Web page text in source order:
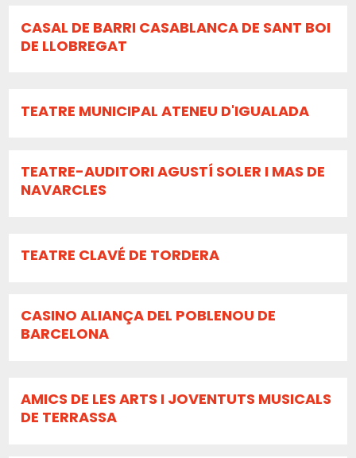
CASAL DE BARRI CASABLANCA DE SANT BOI
DE LLOBREGAT
TEATRE MUNICIPAL ATENEU D'IGUALADA
TEATRE-AUDITORI AGUSTÍ SOLER I MAS DE
NAVARCLES
TEATRE CLAVÉ DE TORDERA
CASINO ALIANÇA DEL POBLENOU DE
BARCELONA
AMICS DE LES ARTS I JOVENTUTS MUSICALS
DE TERRASSA